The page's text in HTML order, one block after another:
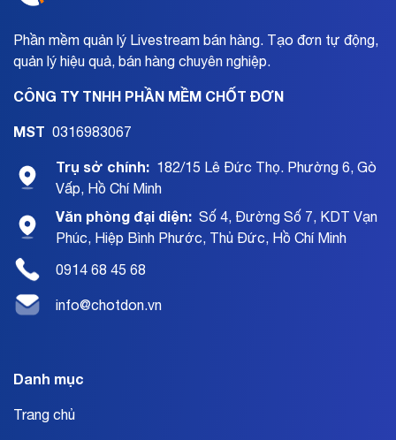
Phần mềm quản lý Livestream bán hàng. Tạo đơn tự động,
quản lý hiệu quả, bán hàng chuyên nghiệp.
CÔNG TY TNHH PHẦN MỀM CHỐT ĐƠN
MST 0316983067
Trụ sở chính: 182/15 Lê Đức Thọ. Phường 6, Gò
Vấp, Hồ Chí Minh
Văn phòng đại diện: Số 4, Đường Số 7, KDT Vạn
Phúc, Hiệp Bình Phước, Thủ Đức, Hồ Chí Minh
0914 68 45 68
info@chotdon.vn
Danh mục
Trang chủ